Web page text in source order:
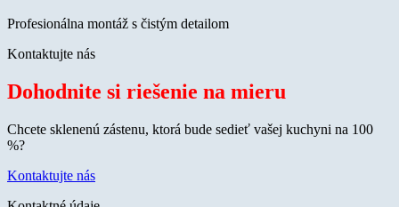
Profesionálna montáž s čistým detailom
Kontaktujte nás
Dohodnite si riešenie na mieru
Chcete sklenenú zástenu, ktorá bude sedieť vašej kuchyni na 100
%?
Kontaktujte nás